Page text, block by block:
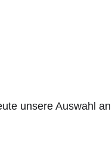
unsere Auswahl